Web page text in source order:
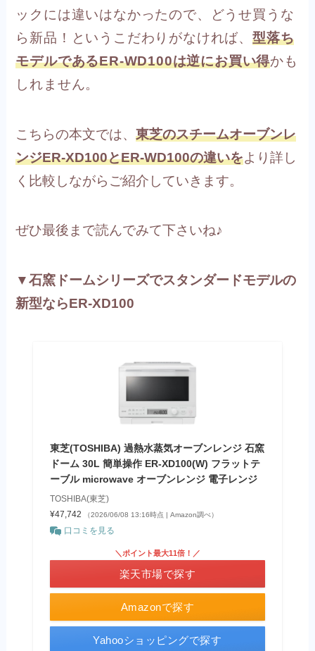
ックには違いはなかったので、どうせ買うな
ら新品！というこだわりがなければ、 型落ち
モデルであるER-WD100は逆にお買い得かも
しれません。
こちらの本文では、東芝のスチームオーブンレ
ンジER-XD100とER-WD100の違いをより詳し
く比較しながらご紹介していきます。
ぜひ最後まで読んでみて下さいね♪
▼石窯ドームシリーズでスタンダードモデルの
新型ならER-XD100
東芝(TOSHIBA) 過熱水蒸気オーブンレンジ 石窯
ドーム 30L 簡単操作 ER-XD100(W) フラットテ
ーブル microwave オーブンレンジ 電子レンジ
TOSHIBA(東芝)
¥47,742
（2026/06/08 13:16時点 | Amazon調べ）
口コミを見る
Amazonで探す
＼ポイント最大11倍！／
楽天市場で探す
Yahooショッピングで探す